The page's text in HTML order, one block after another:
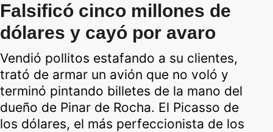
Falsificó cinco millones de
dólares y cayó por avaro
Vendió pollitos estafando a su clientes,
trató de armar un avión que no voló y
terminó pintando billetes de la mano del
dueño de Pinar de Rocha. El Picasso de
los dólares, el más perfeccionista de los